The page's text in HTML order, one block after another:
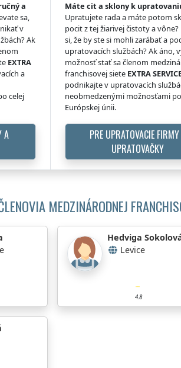
a
sa,
v
Ak
EXTRA
a
celej
A
Máte cit a sklony k
Upratujete rada a máte potom
pocit z tej žiarivej čistoty a
si, že by ste si mohli zarábať a
upratovacích službách? Ak áno,
možnosť stať sa členom
franchisovej siete EXTRA
podnikajte v upratovacích
neobmedzenými možnosťami
Európskej únii.
PRE UPRATOVACIE
UPRATOVAČKY
MEDZINÁRODNEJ
Hedviga
Levice
4.8